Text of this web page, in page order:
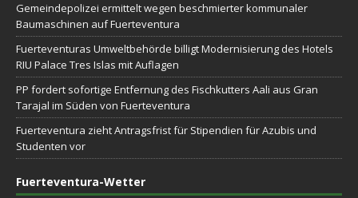
Gemeindepolizei ermittelt wegen beschmierter kommunaler
Baumaschinen auf Fuerteventura
Fuerteventuras Umweltbehörde billigt Modernisierung des Hotels
RIU Palace Tres Islas mit Auflagen
PP fordert sofortige Entfernung des Fischkutters Aali aus Gran
Tarajal im Süden von Fuerteventura
Fuerteventura zieht Antragsfrist für Stipendien für Azubis und
Studenten vor
Fuerteventura-Wetter